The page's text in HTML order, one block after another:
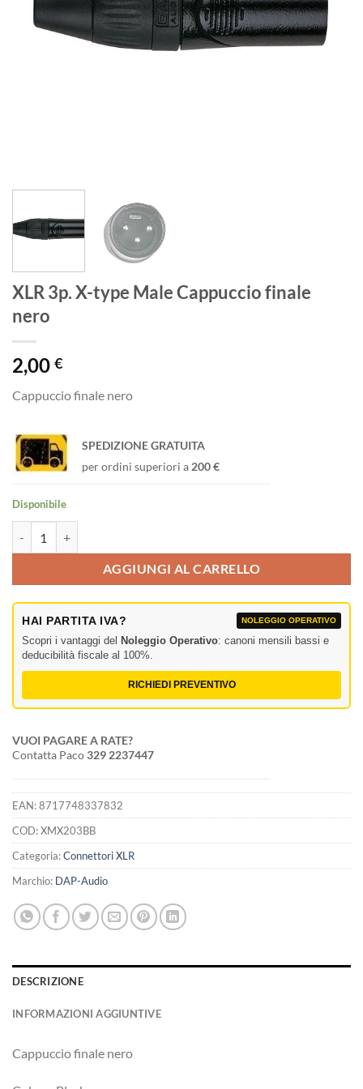
XLR 3p. X-type Male Cappuccio finale
nero
2,00 €
Cappuccio finale nero
SPEDIZIONE GRATUITA
per ordini superiori a 200 €
Disponibile
AGGIUNGI AL CARRELLO
HAI PARTITA IVA? NOLEGGIO OPERATIVO
Scopri i vantaggi del Noleggio Operativo: canoni mensili bassi e
deducibilità fiscale al 100%.
RICHIEDI PREVENTIVO
VUOI PAGARE A RATE?
Contatta Paco329 2237447
EAN:8717748337832
COD:XMX203BB
Categoria:Connettori XLR
Marchio: DAP-Audio
DESCRIZIONE
INFORMAZIONI AGGIUNTIVE
Cappuccio finale nero